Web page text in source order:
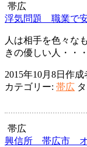
シ
ョ
ン
帯広
浮気問題 職業で
人は相手を色々な
きの優しい人・・
2015年10月8日 作成
カテゴリー: 帯広
帯広
興信所 帯広市 オ